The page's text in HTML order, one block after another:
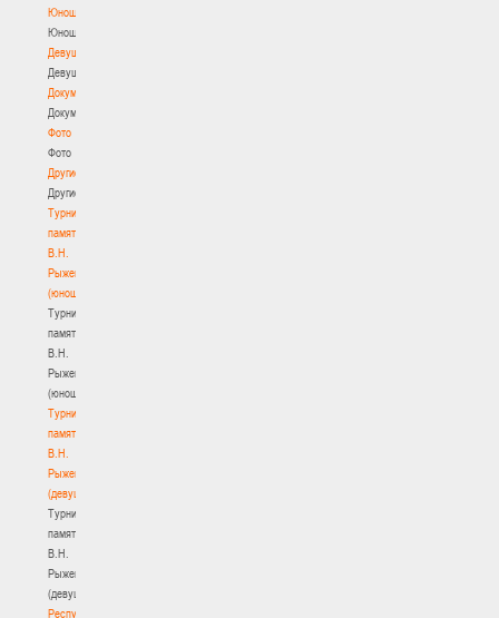
Юноши
Юноши
Девушки
Девушки
Документы
Документы
Фото
Фото
Другие
Другие
Турнир
памяти
В.Н.
Рыженкова
(юноши)
Турнир
памяти
В.Н.
Рыженкова
(юноши)
Турнир
памяти
В.Н.
Рыженкова
(девушки)
Турнир
памяти
В.Н.
Рыженкова
(девушки)
Республиканские